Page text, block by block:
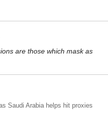
are those which mask as
Saudi Arabia helps hit proxies